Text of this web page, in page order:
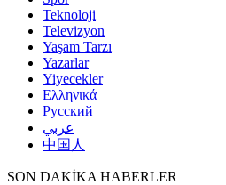
Teknoloji
Televizyon
Yaşam Tarzı
Yazarlar
Yiyecekler
Ελληνικά
Русский
عربي
中国人
SON DAKİKA HABERLER